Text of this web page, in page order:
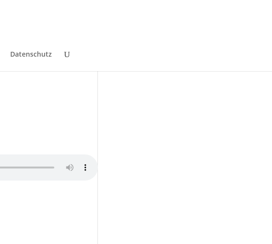
Datenschutz